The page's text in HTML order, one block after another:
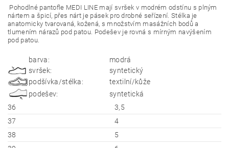
Pohodlné pantofle MEDI LINE mají svršek v modrém odstínu s plným
nártem a špicí, přes nárt je pásek pro drobné seřízení. Stélka je
anatomicky tvarovaná, kožená, s množstvím masážních bodů a
tlumením nárazů pod patou. Podešev je rovná s mírným navýšením
pod patou.
barva:
modrá
svršek:
syntetický
podšívka/stélka:
textilní/kůže
podešev:
syntetická
36
3,5
37
4
38
5